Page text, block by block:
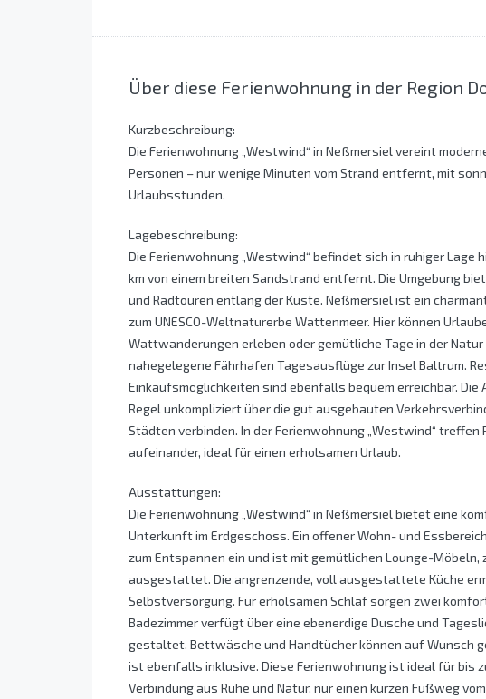
Über diese Ferienwohnung in der Region
Kurzbeschreibung:
Die Ferienwohnung „Westwind“ in Neßmersiel vereint
Personen – nur wenige Minuten vom Strand entfernt, mit
Urlaubsstunden.
Lagebeschreibung:
Die Ferienwohnung „Westwind“ befindet sich in ruhiger Lage
km von einem breiten Sandstrand entfernt. Die Umgebung
und Radtouren entlang der Küste. Neßmersiel ist ein
zum UNESCO-Weltnaturerbe Wattenmeer. Hier können
Wattwanderungen erleben oder gemütliche Tage in der
nahegelegene Fährhafen Tagesausflüge zur Insel Baltrum.
Einkaufsmöglichkeiten sind ebenfalls bequem erreichbar.
Regel unkompliziert über die gut ausgebauten
Städten verbinden. In der Ferienwohnung „Westwind“ treffen
aufeinander, ideal für einen erholsamen Urlaub.
Ausstattungen:
Die Ferienwohnung „Westwind“ in Neßmersiel bietet eine
Unterkunft im Erdgeschoss. Ein offener Wohn- und
zum Entspannen ein und ist mit gemütlichen Lounge-Möbeln,
ausgestattet. Die angrenzende, voll ausgestattete Küche
Selbstversorgung. Für erholsamen Schlaf sorgen zwei
Badezimmer verfügt über eine ebenerdige Dusche und
gestaltet. Bettwäsche und Handtücher können auf Wunsch
ist ebenfalls inklusive. Diese Ferienwohnung ist ideal für bis
Verbindung aus Ruhe und Natur, nur einen kurzen Fußweg